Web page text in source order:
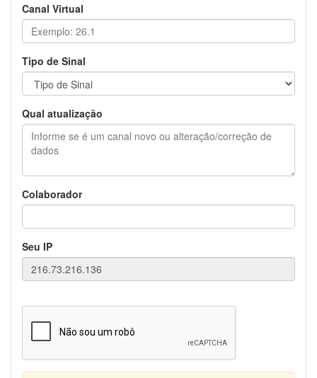
Canal Virtual
Tipo de Sinal
Qual atualização
Colaborador
Seu IP